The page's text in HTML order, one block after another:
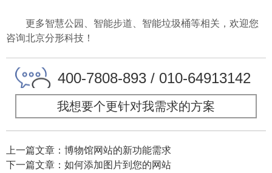
更多智慧公园、智能步道、智能垃圾桶等相关，欢迎您
咨询北京分形科技！
400-7808-893 / 010-64913142
我想要个更针对我需求的方案
上一篇文章：博物馆网站的新功能需求
下一篇文章：如何添加图片到您的网站